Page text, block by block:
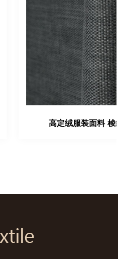
剪绒厂家 可现货定制